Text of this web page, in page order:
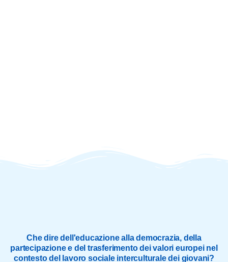
Che dire dell'educazione alla democrazia, della
partecipazione e del trasferimento dei valori europei nel
contesto del lavoro sociale interculturale dei giovani?